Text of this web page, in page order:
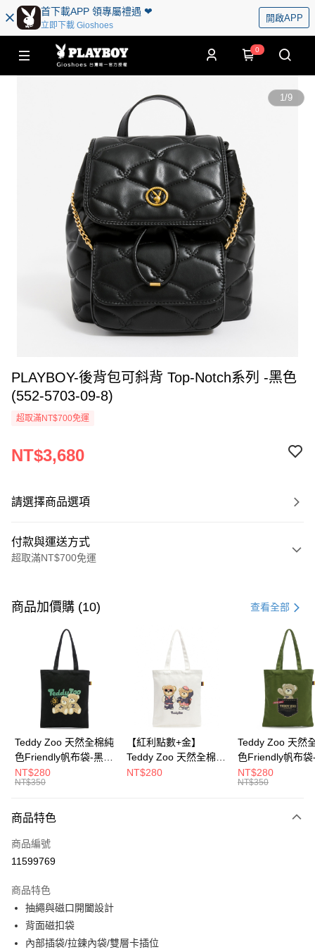
首下載APP 領專屬禮遇 ❤︎
立即下載 Gioshoes
開啟APP
0
1/9
PLAYBOY-後背包可斜背 Top-Notch系列 -黑色
(552-5703-09-8)
超取滿NT$700免運
NT$3,680
請選擇商品選項
付款與運送方式
超取滿NT$700免運
信用卡一次付款
超商取貨付款
Apple Pay
街口支付
大哥付你分期
相關說明
2.付款方式選擇「大哥付你分期」，訂單成立後會自動跳轉到大哥付的交易
成交易。
3.實際核准額度、可分期數及費用金額請依後續交易確認頁面所載為準。
消。如遇「轉專審核」未通過狀況，表示未達大哥付你分期系統評分，恕無
法說明評估內容。
【繳款方式說明】
1.分期款項不併入電信帳單，「大哥付你分期」於每月結算日後寄送繳費提
2.透過簡訊連結打開帳單後，可選擇「超商條碼／台灣大直營門市／銀行轉
運送方式
全家取貨付款
付款後全家取貨
每筆NT$100，滿NT$700(含以上)免運費
商品加價購 (10) 查看全部
Teddy Zoo 天然全棉純
色Friendly帆布袋-黑色
(TZB107)
NT$280
NT$350
【紅利點數+金】
Teddy Zoo 天然全棉純
色Friendly帆布袋-白色
NT$280
Teddy Zoo 天然
色Friendly帆布袋
色(TZB107)
NT$280
NT$350
商品特色
商品編號
11599769
商品特色
抽繩與磁口開闔設計
背面磁扣袋
內部插袋/拉鍊內袋/雙層卡插位